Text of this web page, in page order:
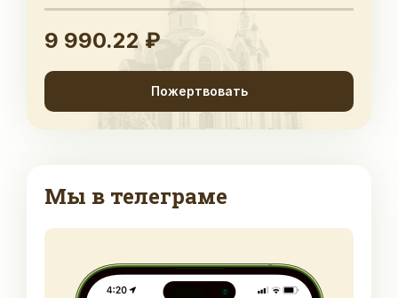
9 990.22 ₽
Пожертвовать
Мы в телеграме